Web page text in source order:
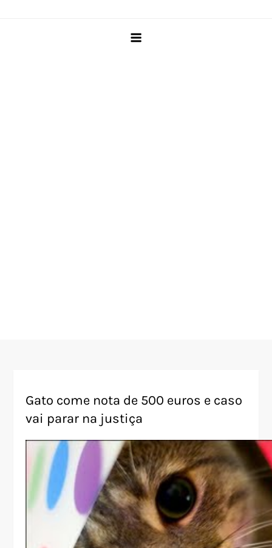
Gato come nota de 500 euros e caso
vai parar na justiça